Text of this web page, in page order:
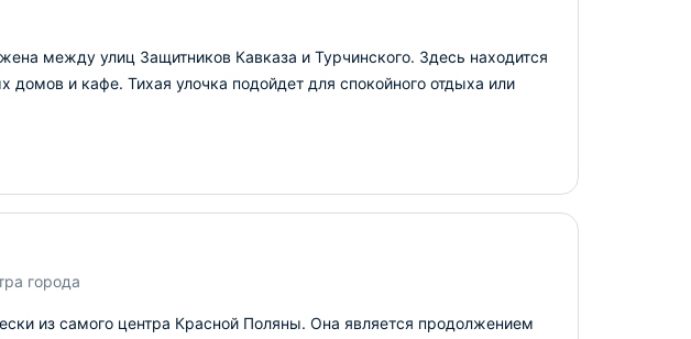
между улиц Защитников Кавказа и Турчинского. Здесь находится
домов и кафе. Тихая улочка подойдет для спокойного отдыха или
города
из самого центра Красной Поляны. Она является продолжением